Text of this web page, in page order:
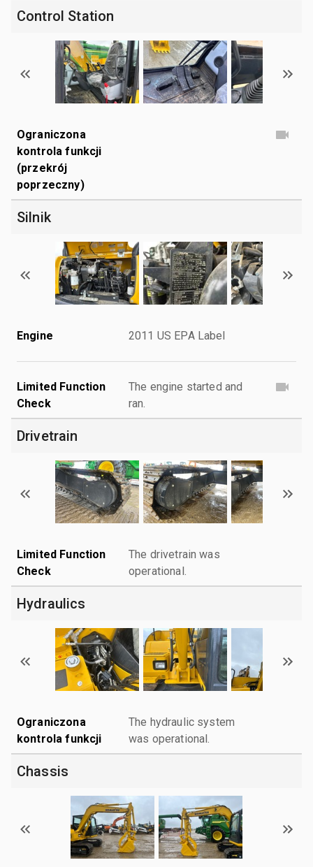
Control Station
Ograniczona
kontrola funkcji
(przekrój
poprzeczny)
Silnik
Engine 2011 US EPA Label
Limited Function
Check
The engine started and
ran.
Drivetrain
Limited Function
Check
The drivetrain was
operational.
Hydraulics
Ograniczona
kontrola funkcji
The hydraulic system
was operational.
Chassis